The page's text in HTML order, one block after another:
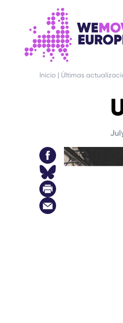
IR AL CONTENIDO
SALTAR AL PIE DE PÁGINA
Inicio | Últimas